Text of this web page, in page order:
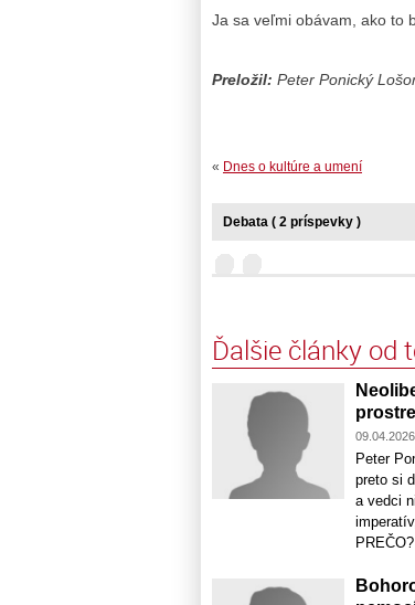
Ja sa veľmi obávam, ako to
Preložil: Peter Ponický
« Dnes o kultúre a umení
Debata ( 2 príspevky )
Ďalšie články od
09.04.2026
Peter
preto si
a vedci